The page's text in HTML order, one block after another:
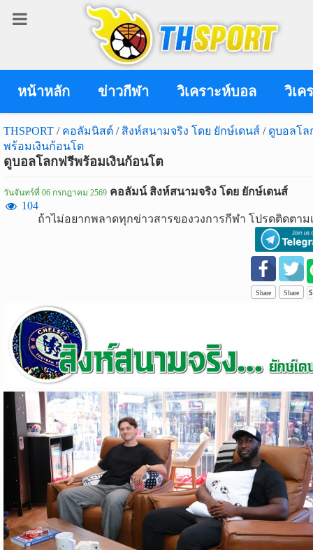
หน้าหลัก ข่าวกีฬา วิเคราะห์บอล วิเค
THSPORT / คอลัมนิสต์ / สิงห์สนามจริง โดย ยักษ์เดนส์ / ดูบอลโล
พร้อมเงินก้อนโต
ดูบอลโลกฟรีพร้อมเงินก้อนโต
วันจันทร์ที่ 06 กรกฎาคม 2569 คอลัมน์ สิงห์สนามจริง โดย ยักษ์เดนส์
104
ถ้าไม่อยากพลาดทุกข่าวสารของวงการกีฬา โปรดติดตาม
Share Share
เข้า
เข้าสู่ระบบ
เข้าสู่ระบบด้วย facebook
สมัคร
ข่าว
บอล
ไทย
ข่าว
ฟุตบอล
ต่าง
ประเทศ
ข่าว
NBA
ข่าว
NFL